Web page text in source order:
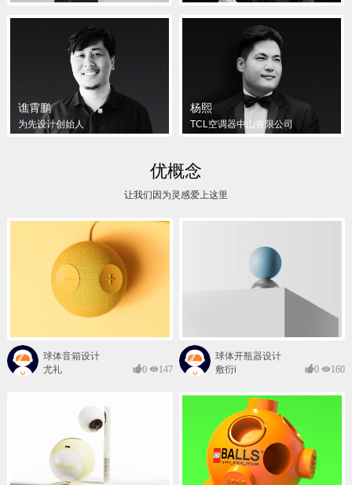
谯霄鹏
为先设计创始人
杨熙
TCL空调器中山有限公司
优概念
让我们因为灵感爱上这里
球体音箱设计
尤礼
0 147
球体开瓶器设计
敷衍i
0 160